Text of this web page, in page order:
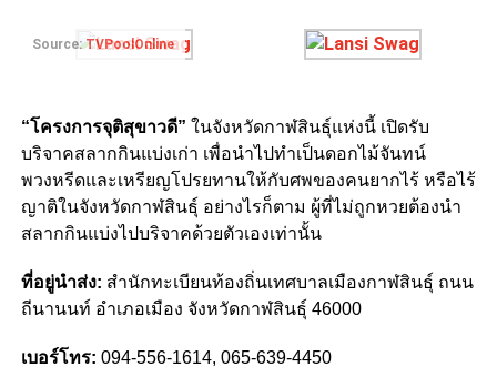
Source:TVPoolOnline
“โครงการจุติสุขาวดี” ในจังหวัดกาฬสินธุ์แห่งนี้ เปิดรับ
บริจาคสลากกินแบ่งเก่า เพื่อนำไปทำเป็นดอกไม้จันทน์
พวงหรีดและเหรียญโปรยทานให้กับศพของคนยากไร้ หรือไร้
ญาติในจังหวัดกาฬสินธุ์ อย่างไรก็ตาม ผู้ที่ไม่ถูกหวยต้องนำ
สลากกินแบ่งไปบริจาคด้วยตัวเองเท่านั้น
ที่อยู่นำส่ง: สำนักทะเบียนท้องถิ่นเทศบาลเมืองกาฬสินธุ์ ถนน
ถีนานนท์ อำเภอเมือง จังหวัดกาฬสินธุ์ 46000
เบอร์โทร: 094-556-1614, 065-639-4450